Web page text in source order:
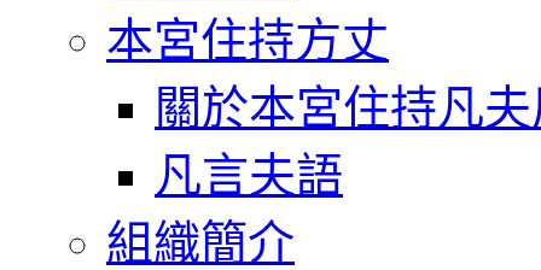
本宮住持方丈
關於本宮住持凡
凡言夫語
組織簡介